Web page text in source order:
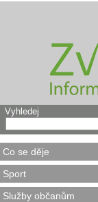
Vyhledej
Co se děje
Sport
Služby občanům